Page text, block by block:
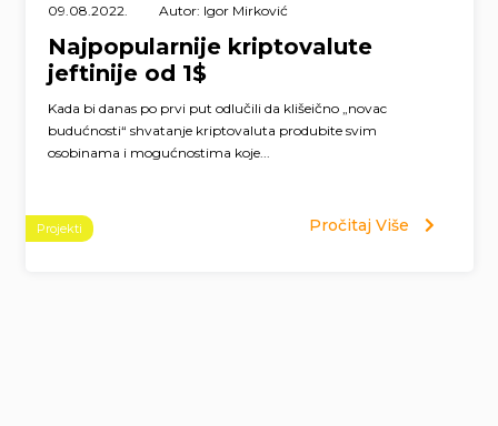
09.08.2022. Autor: Igor Mirković
Najpopularnije kriptovalute
jeftinije od 1$
Kada bi danas po prvi put odlučili da klišeično „novac
budućnosti“ shvatanje kriptovaluta produbite svim
osobinama i mogućnostima koje...
Projekti Pročitaj Više